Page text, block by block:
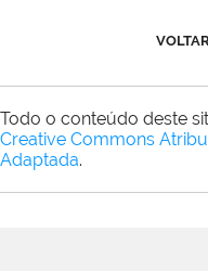
Todo o conteúdo deste
Creative Commons
Adaptada.